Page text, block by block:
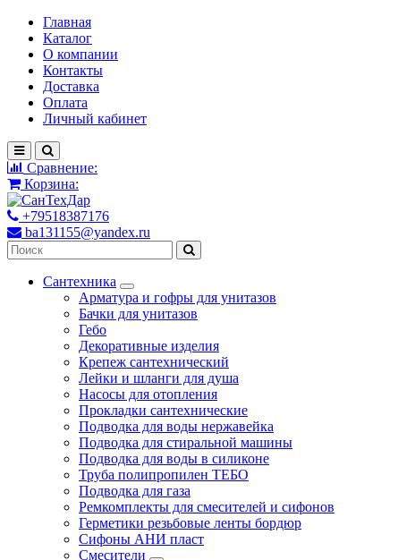
Главная
Каталог
О компании
Контакты
Доставка
Оплата
Личный кабинет
Сравнение:
Корзина:
+79518387176
ba131155@yandex.ru
Сантехника
Арматура и гофры для унитазов
Бачки для унитазов
Гебо
Декоративные изделия
Крепеж сантехнический
Лейки и шланги для душа
Насосы для отопления
Прокладки сантехнические
Подводка для воды нержавейка
Подводка для стиральной машины
Подводка для воды в силиконе
Труба полипропилен ТЕБО
Подводка для газа
Ремкомплекты для смесителей и сифонов
Герметики резьбовые ленты бордюр
Сифоны АНИ пласт
Смесители